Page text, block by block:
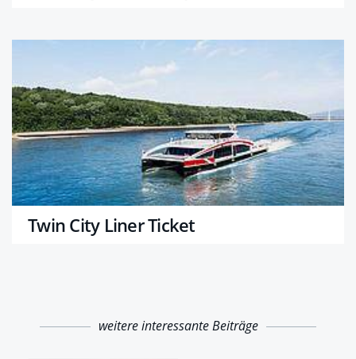
Twin City Liner Ticket
weitere interessante Beiträge